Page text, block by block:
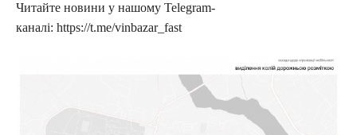
Читайте новини у нашому Telegram-
каналі: https://t.me/vinbazar_fast